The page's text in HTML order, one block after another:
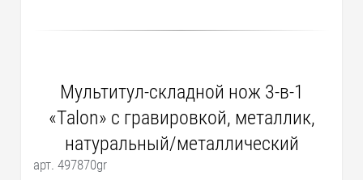
Мультитул-складной нож 3-в-1
«Talon» с гравировкой, металлик,
натуральный/металлический
арт. 497870gr